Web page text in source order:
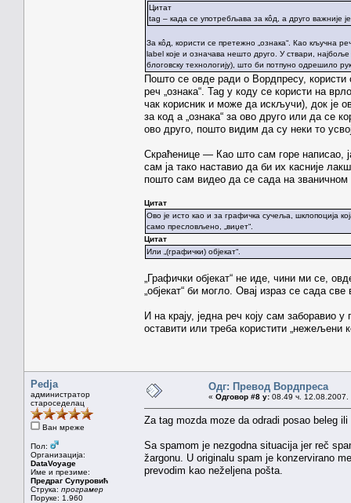
Цитат
tag – када се употребљава за кôд, а друго важније
За кôд, користи се претежно „ознака“. Као кључна
label које и означава нешто друго. У ствари,
блоговску технологију), што би потпуно одрешило
Пошто се овде ради о Вордпресу, користи
реч „ознака“. Tag у коду се користи на
чак корисник и може да искључи), док је
за код а „ознака“ за ово друго или да се
ово друго, пошто видим да су неки то
Скраћенице — Као што сам горе написао,
сам ја тако наставио да би их касније
пошто сам видео да се сада на
Цитат
Ово је исто као и за графичка сучеља, шклопоција
само пресловљено, „виџет“.
Цитат
Или „(графички) објекат“.
„Графички објекат“ не иде, чини ми се,
„објекат“ би могло. Овај израз се сада
И на крају, једна реч коју сам заборавио
оставити или треба користити „нежељени
Pedja
администратор
староседелац
Ван мреже
Пол:
Организација:
DataVoyage
Име и презиме:
Предраг Супуровић
Струка: програмер
Поруке: 1.960
Одг: Превод Вордпреса
« Одговор #8 у: 08.49 ч. 12.08.2007.
Za tag mozda moze da odradi posao beleg ili
Sa spamom je nezgodna situacija jer reč
žargonu. U originalu spam je konzervirano
prevodim kao neželjena pošta.